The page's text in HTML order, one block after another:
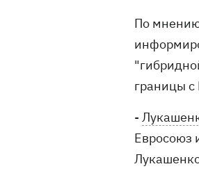
По мнению
границы
-
Евросоюз